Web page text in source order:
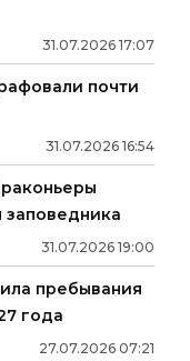
31.07.2026 17:07
почти
31.07.2026 16:54
заповедника
31.07.2026 19:00
пребывания
года
27.07.2026 07:21